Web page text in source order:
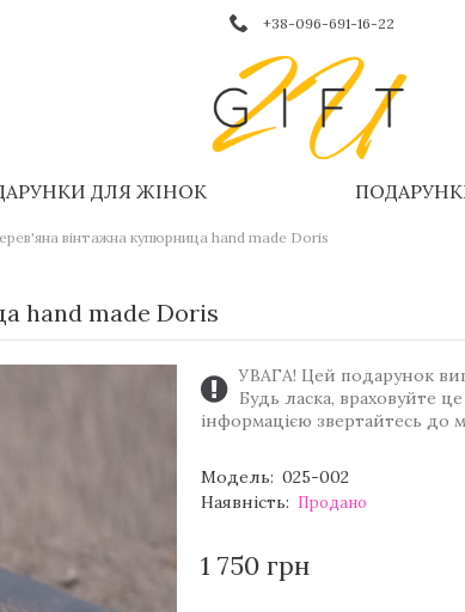
+38-096-691-16-22
ДЛЯ ЖІНОК
вінтажна купюрница hand made Doris
hand made Doris
УВАГА! Цей подарунок
Будь ласка, враховуйте
інформацією звертайтесь до
Модель: 025-002
Наявність: Продано
1 750 грн